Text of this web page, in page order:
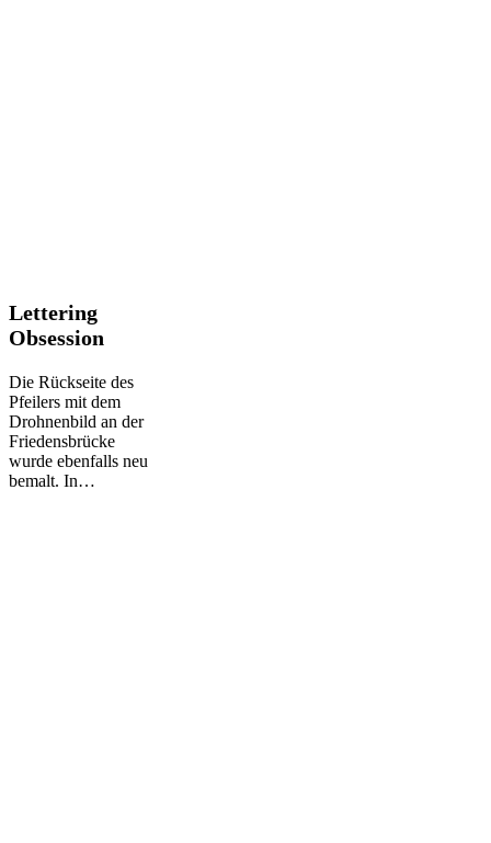
Lettering
Obsession
Lettering
Obsession
Die Rückseite des
Pfeilers mit dem
Drohnenbild an der
Friedensbrücke
wurde ebenfalls neu
bemalt. In…